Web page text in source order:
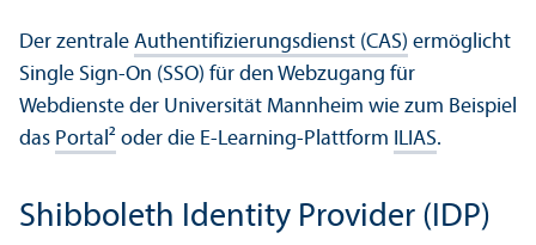
Der zentrale Authentifizierungs­dienst (CAS) ermöglicht
Single Sign-On (SSO) für den Webzugang für
Webdienste der Universität Mannheim wie zum Beispiel
das Portal² oder die E-Learning-Plattform ILIAS.
Shibboleth Identity Provider (IDP)